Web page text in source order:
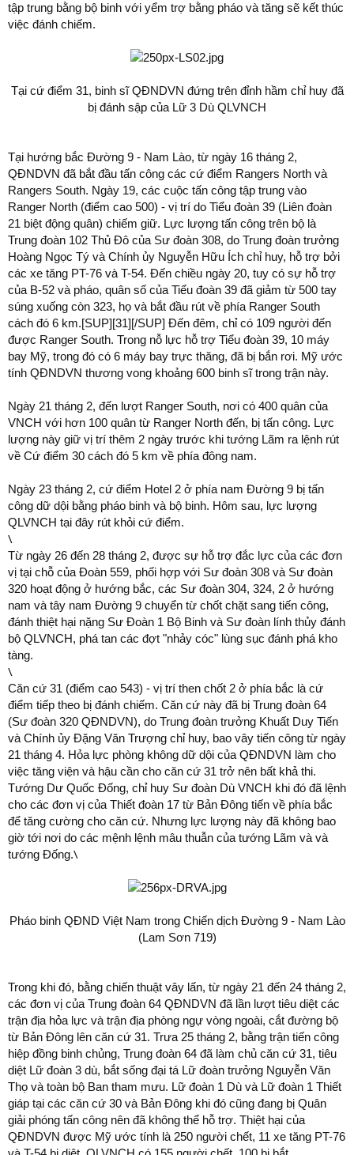
tập trung bằng bộ binh với yểm trợ bằng pháo và tăng sẽ kết thúc
việc đánh chiếm.
Tại cứ điểm 31, binh sĩ QĐNDVN đứng trên đỉnh hầm chỉ huy đã
bị đánh sập của Lữ 3 Dù QLVNCH
Tại hướng bắc Đường 9 - Nam Lào, từ ngày 16 tháng 2,
QĐNDVN đã bắt đầu tấn công các cứ điểm Rangers North và
Rangers South. Ngày 19, các cuộc tấn công tập trung vào
Ranger North (điểm cao 500) - vị trí do Tiểu đoàn 39 (Liên đoàn
21 biệt động quân) chiếm giữ. Lực lượng tấn công trên bộ là
Trung đoàn 102 Thủ Đô của Sư đoàn 308, do Trung đoàn trưởng
Hoàng Ngọc Tý và Chính ủy Nguyễn Hữu Ích chỉ huy, hỗ trợ bởi
các xe tăng PT-76 và T-54. Đến chiều ngày 20, tuy có sự hỗ trợ
của B-52 và pháo, quân số của Tiểu đoàn 39 đã giảm từ 500 tay
súng xuống còn 323, họ và bắt đầu rút về phía Ranger South
cách đó 6 km.[SUP][31][/SUP] Đến đêm, chỉ có 109 người đến
được Ranger South. Trong nỗ lực hỗ trợ Tiểu đoàn 39, 10 máy
bay Mỹ, trong đó có 6 máy bay trực thăng, đã bị bắn rơi. Mỹ ước
tính QĐNDVN thương vong khoảng 600 binh sĩ trong trận này.
Ngày 21 tháng 2, đến lượt Ranger South, nơi có 400 quân của
VNCH với hơn 100 quân từ Ranger North đến, bị tấn công. Lực
lượng này giữ vị trí thêm 2 ngày trước khi tướng Lãm ra lệnh rút
về Cứ điểm 30 cách đó 5 km về phía đông nam.
Ngày 23 tháng 2, cứ điểm Hotel 2 ở phía nam Đường 9 bị tấn
công dữ dội bằng pháo binh và bộ binh. Hôm sau, lực lượng
QLVNCH tại đây rút khỏi cứ điểm.
\
Từ ngày 26 đến 28 tháng 2, được sự hỗ trợ đắc lực của các đơn
vị tại chỗ của Đoàn 559, phối hợp với Sư đoàn 308 và Sư đoàn
320 hoạt động ở hướng bắc, các Sư đoàn 304, 324, 2 ở hướng
nam và tây nam Đường 9 chuyển từ chốt chặt sang tiến công,
đánh thiệt hại nặng Sư Đoàn 1 Bộ Binh và Sư đoàn lính thủy đánh
bộ QLVNCH, phá tan các đợt "nhảy cóc" lùng sục đánh phá kho
tàng.
\
Căn cứ 31 (điểm cao 543) - vị trí then chốt 2 ở phía bắc là cứ
điểm tiếp theo bị đánh chiếm. Căn cứ này đã bị Trung đoàn 64
(Sư đoàn 320 QĐNDVN), do Trung đoàn trưởng Khuất Duy Tiến
và Chính ủy Đặng Văn Trượng chỉ huy, bao vây tiến công từ ngày
21 tháng 4. Hỏa lực phòng không dữ dội của QĐNDVN làm cho
việc tăng viện và hậu cần cho căn cứ 31 trở nên bất khả thi.
Tướng Dư Quốc Đống, chỉ huy Sư đoàn Dù VNCH khi đó đã lệnh
cho các đơn vị của Thiết đoàn 17 từ Bản Đông tiến về phía bắc
để tăng cường cho căn cứ. Nhưng lực lượng này đã không bao
giờ tới nơi do các mệnh lệnh mâu thuẫn của tướng Lãm và và
tướng Đống.\
Pháo binh QĐND Việt Nam trong Chiến dịch Đường 9 - Nam Lào
(Lam Sơn 719)
Trong khi đó, bằng chiến thuật vây lấn, từ ngày 21 đến 24 tháng 2,
các đơn vị của Trung đoàn 64 QĐNDVN đã lần lượt tiêu diệt các
trận địa hỏa lực và trận địa phòng ngự vòng ngoài, cắt đường bộ
từ Bản Đông lên căn cứ 31. Trưa 25 tháng 2, bằng trận tiến công
hiệp đồng binh chủng, Trung đoàn 64 đã làm chủ căn cứ 31, tiêu
diệt Lữ đoàn 3 dù, bắt sống đại tá Lữ đoàn trưởng Nguyễn Văn
Thọ và toàn bộ Ban tham mưu. Lữ đoàn 1 Dù và Lữ đoàn 1 Thiết
giáp tại các căn cứ 30 và Bản Đông khi đó cũng đang bị Quân
giải phóng tấn công nên đã không thể hỗ trợ. Thiệt hại của
QĐNDVN được Mỹ ước tính là 250 người chết, 11 xe tăng PT-76